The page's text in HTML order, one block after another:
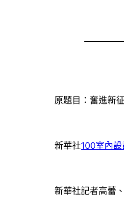
原題目：奮進新征
新華社100室內設
新華社記者高蕾、